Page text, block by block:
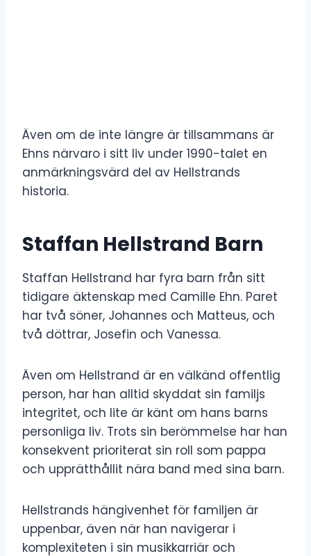
Även om de inte längre är tillsammans är
Ehns närvaro i sitt liv under 1990-talet en
anmärkningsvärd del av Hellstrands
historia.
Staffan Hellstrand Barn
Staffan Hellstrand har fyra barn från sitt
tidigare äktenskap med Camille Ehn. Paret
har två söner, Johannes och Matteus, och
två döttrar, Josefin och Vanessa.
Även om Hellstrand är en välkänd offentlig
person, har han alltid skyddat sin familjs
integritet, och lite är känt om hans barns
personliga liv. Trots sin berömmelse har han
konsekvent prioriterat sin roll som pappa
och upprätthållit nära band med sina barn.
Hellstrands hängivenhet för familjen är
uppenbar, även när han navigerar i
komplexiteten i sin musikkarriär och